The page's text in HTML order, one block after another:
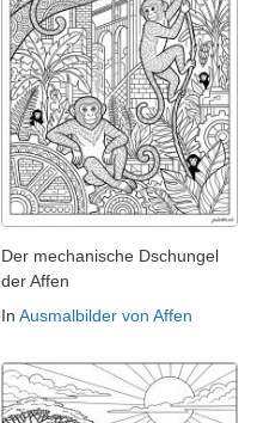
Der mechanische Dschungel
der Affen
In Ausmalbilder von Affen